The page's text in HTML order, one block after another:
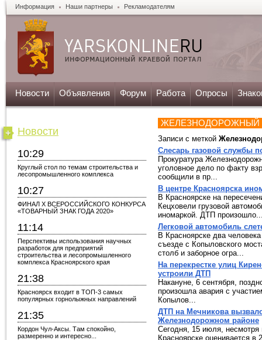
Информация Наши партнеры Рекламодателям
Новости Объявления Форум Работа Опросы
Новости
10:29
Круглый стол по темам строительства и
лесопромышленного комплекса
10:27
ФИНАЛ X ВСЕРОССИЙСКОГО КОНКУРСА
«ТОВАРНЫЙ ЗНАК ГОДА 2020»
11:14
Перспективы использования научных
разработок для предприятий
строительства и лесопромышленного
комплекса Красноярского края
21:38
Красноярск входит в ТОП-3 самых
популярных горнолыжных направлений
21:35
Кордон Чул-Аксы. Там спокойно,
размеренно и интересно...
ЖЕЛЕЗНОДОРОЖНЫЙ
Записи с меткой
Слесарь газовой службы
Прокуратура
уголовное дело по факту
сообщили в пр...
В центре Красноярска
В Красноярске на
Кецховели грузовой
иномаркой. ДТП
Легковой автомобиль
В Красноярске два
съезде с Копыловского
столб и заборное огра...
На перекрестке улиц
устроили ДТП
Накануне, 6 сентября,
произошла авария с
Копылов...
ДТП на Мечникова
Железнодорожном районе
Сегодня, 15 июля, несмотря
Красноярске оценивается